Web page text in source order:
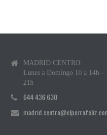
MADRID CENTRO
Lunes a Domingo 10 a 14h -
21h
644 436 630